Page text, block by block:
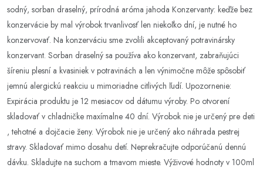
sodný, sorban draselný, prírodná aróma jahoda Konzervanty: keďže bez
konzervácie by mal výrobok trvanlivosť len niekoľko dní, je nutné ho
konzervovať. Na konzerváciu sme zvolili akceptovaný potravinársky
konzervant. Sorban draselný sa používa ako konzervant, zabraňujúci
šíreniu plesní a kvasiniek v potravinách a len výnimočne môže spôsobiť
jemnú alergickú reakciu u mimoriadne citlivých ľudí. Upozornenie:
Expirácia produktu je 12 mesiacov od dátumu výroby. Po otvorení
skladovať v chladničke maxímalne 40 dní. Výrobok nie je určený pre deti
, tehotné a dojčacie ženy. Výrobok nie je určený ako náhrada pestrej
stravy. Skladovať mimo dosahu detí. Neprekračujte odporúčanú dennú
dávku. Skladujte na suchom a tmavom mieste. Výživové hodnoty v 100ml